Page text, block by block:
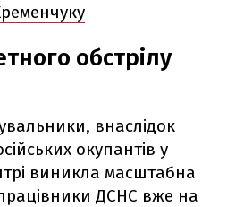
обстрілу
внаслідок
окупантів у
виникла масштабна
ДСНС вже на